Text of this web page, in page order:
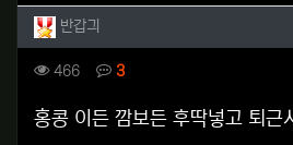
작성자 정보
반갑긔
컨텐츠 정보
466조회 3댓글
본문
홍콩 이든 깜보든 후딱넣고 퇴근